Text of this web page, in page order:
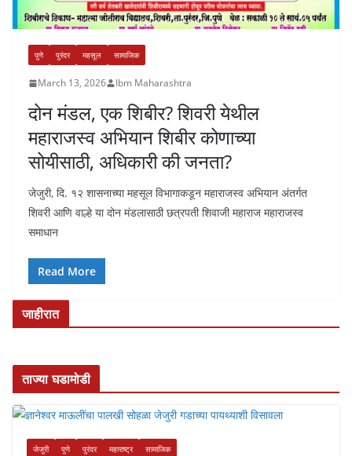
पुणे पुरंदर महसूल सामाजिक
March 13, 2026 Ibm Maharashtra
दोन मंडल, एक शिबीर? शिवरी येथील
महाराजस्व अभियान शिबीर कोणाच्या
सोयीसाठी, अधिकारी की जनता?
जेजुरी, दि. १२ शासनाच्या महसूल विभागाकडून महाराजस्व अभियान अंतर्गत
शिवरी आणि वाल्हे या दोन मंडलासाठी छत्रपती शिवाजी महाराज महाराजस्व
समाधान
Read More
जाहीरात
ताज्या घडामोडी
जेजुरी पुणे पुरंदर महाराष्ट्र सामाजिक